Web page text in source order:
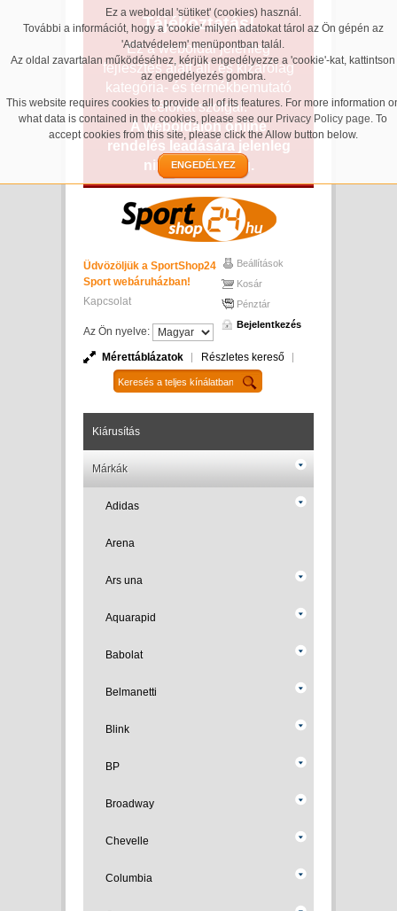
Ez a weboldal 'sütiket' (cookies) használ.
További a információt, hogy a 'cookie' milyen adatokat tárol az Ön gépén az
'Adatvédelem' menüpontban talál.
Az oldal zavartalan működéséhez, kérjük engedélyezze a 'cookie'-kat, kattintson
az engedélyezés gombra.
This website requires cookies to provide all of its features. For more information
what data is contained in the cookies, please see our Privacy Policy page. To
accept cookies from this site, please click the Allow button below.
ENGEDÉLYEZ
Tájékoztatás!
Ez a weboldal jelenleg
fejlesztés alatt áll, és kizárólag
kategória- és termékbemutató
célokat szolgál.
A weboldalon online
rendelés leadására jelenleg
nincs lehetőség.
Üdvözöljük a SportShop24
Sport webáruházban!
Kapcsolat
Az Ön nyelve:
Beállítások
Kosár
Pénztár
Bejelentkezés
Mérettáblázatok Részletes kereső
Kiárusítás
Márkák
Adidas
Arena
Ars una
Aquarapid
Babolat
Belmanetti
Blink
BP
Broadway
Chevelle
Columbia